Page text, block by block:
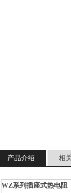
产品介绍 相
WZ系列插座式热电阻